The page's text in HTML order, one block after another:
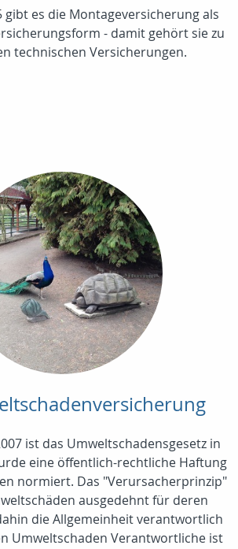
gibt es die Montageversicherung als
- damit gehört sie zu
technischen Versicherungen.
ist das Umweltschadensgesetz in
eine öffentlich-rechtliche Haftung
normiert. Das "Verursacherprinzip"
ausgedehnt für deren
die Allgemeinheit verantwortlich
Umweltschaden Verantwortliche ist